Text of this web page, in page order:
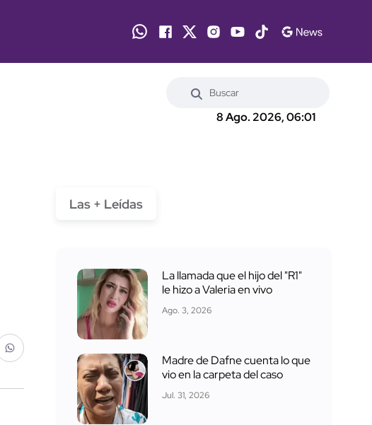
8 Ago. 2026, 06:01
Las + Leídas
La llamada que el hijo del "R1"
le hizo a Valeria en vivo
Ago. 3, 2026
Madre de Dafne cuenta lo que
vio en la carpeta del caso
Jul. 31, 2026